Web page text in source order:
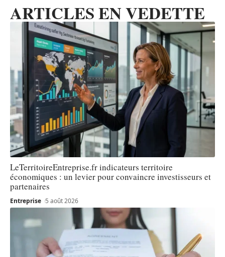
ARTICLES EN VEDETTE
LeTerritoireEntreprise.fr indicateurs territoire
économiques : un levier pour convaincre investisseurs et
partenaires
Entreprise 5 août 2026